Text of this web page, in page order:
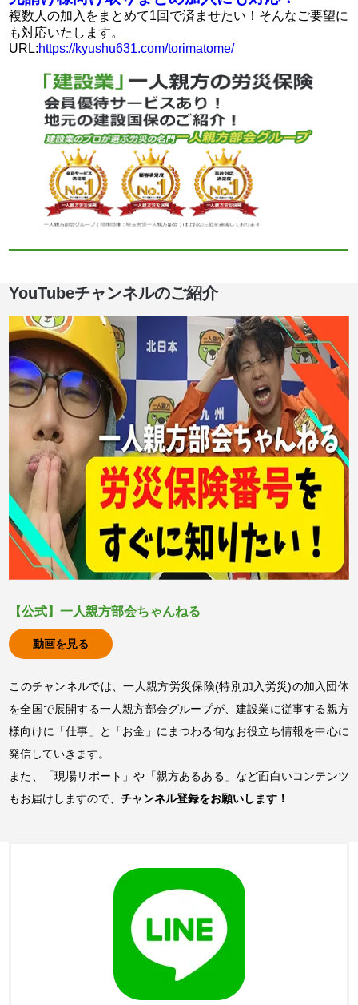
複数人の加入をまとめて1回で済ませたい！そんなご要望に
も対応いたします。
URL:https://kyushu631.com/torimatome/
YouTubeチャンネルのご紹介
【公式】一人親方部会ちゃんねる
動画を見る
このチャンネルでは、一人親方労災保険(特別加入労災)の加入団体
を全国で展開する一人親方部会グループが、建設業に従事する親方
様向けに「仕事」と「お金」にまつわる旬なお役立ち情報を中心に
発信していきます。
また、「現場リポート」や「親方あるある」など面白いコンテンツ
もお届けしますので、チャンネル登録をお願いします！